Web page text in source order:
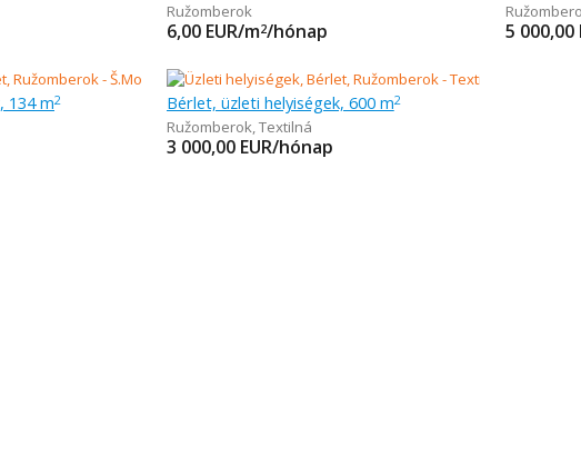
Ružomberok
6,00 EUR/m2/hónap 5 000,00
134 m2 Bérlet, üzleti helyiségek, 600 m2
Ružomberok,Textilná
3 000,00 EUR/hónap